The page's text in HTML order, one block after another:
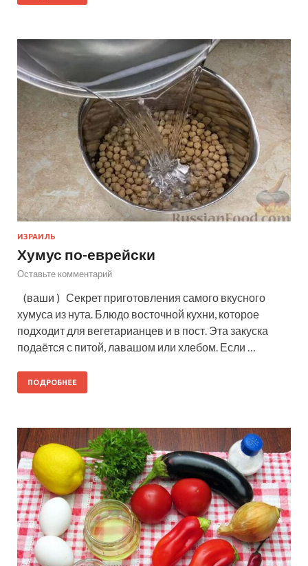
ИЗРАИЛЬ
Хумус по-еврейски
Оставьте комментарий
(ваши ) Секрет приготовления самого вкусного
хумуса из нута. Блюдо восточной кухни, которое
подходит для вегетарианцев и в пост. Эта закуска
подаётся с питой, лавашом или хлебом. Если …
ПОДРОБНЕЕ